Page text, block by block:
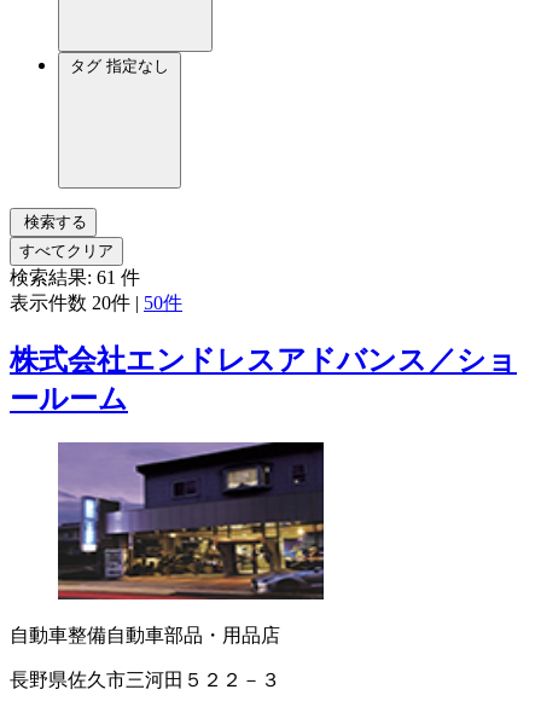
タグ 指定なし
検索する
すべてクリア
検索結果: 61 件
表示件数 20件 | 50件
株式会社エンドレスアドバンス／ショ
ールーム
自動車整備自動車部品・用品店
長野県佐久市三河田５２２－３